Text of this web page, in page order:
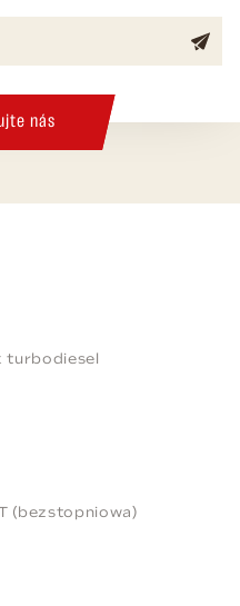
nás
turbodiesel
(bezstopniowa)